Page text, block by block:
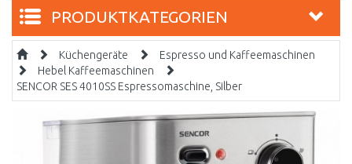
PRODUKTKATEGORIEN
Küchengeräte
Espresso und Kaffeemaschinen
Hebel Kaffeemaschinen
SENCOR SES 4010SS Espressomaschine, Silber